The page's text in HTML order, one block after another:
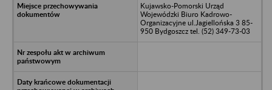
Kujawsko-Pomorski Urząd
Wojewódzki Biuro Kadrowo-
Organizacyjne ul.Jagiellońska 3 85-
950 Bydgoszcz tel. (52) 349-73-03